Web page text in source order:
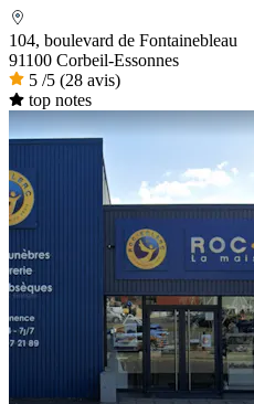
104, boulevard de Fontainebleau
91100 Corbeil-Essonnes
5 /5 (28 avis)
top notes